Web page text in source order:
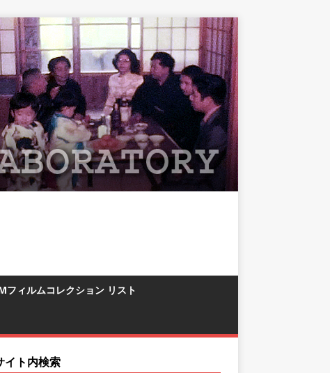
フィルムコレクション リスト
イト内検索